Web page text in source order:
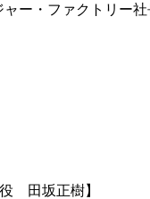
ー・ファクトリー社
田坂正樹】